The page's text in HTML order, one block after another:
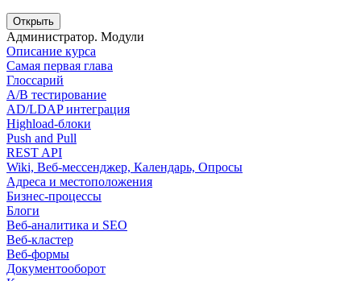
Открыть
Администратор. Модули
Описание курса
Самая первая глава
Глоссарий
A/B тестирование
AD/LDAP интеграция
Highload-блоки
Push and Pull
REST API
Wiki, Веб-мессенджер, Календарь, Опросы
Адреса и местоположения
Бизнес-процессы
Блоги
Веб-аналитика и SEO
Веб-кластер
Веб-формы
Документооборот